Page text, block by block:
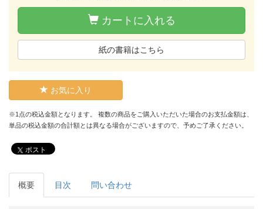
カートに入れる
紙の書籍はこちら
お気に入り
※1点の税込金額となります。 複数の商品をご購入いただいた場合のお支払金額は、
単品の税込金額の合計額とは異なる場合がございますので、予めご了承ください。
ポスト
概要 目次 問い合わせ